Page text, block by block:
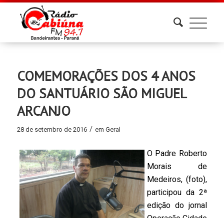
COMEMORAÇÕES DOS 4 ANOS
DO SANTUÁRIO SÃO MIGUEL
ARCANJO
28 de setembro de 2016 / em Geral
O Padre Roberto
Morais de
Medeiros, (foto),
participou da 2ª
edição do jornal